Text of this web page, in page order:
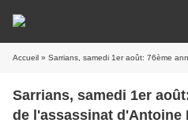
Accueil » Sarrians, samedi 1er août: 76ème
Sarrians, samedi 1er
de l'assassinat d'Antoine